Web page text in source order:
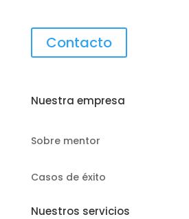
Contacto
Nuestra empresa
Sobre mentor
Casos de éxito
Nuestros servicios